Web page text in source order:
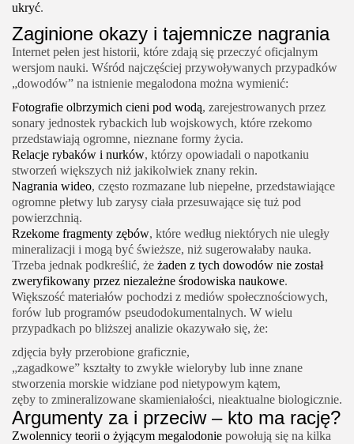
ukryć.
Zaginione okazy i tajemnicze nagrania
Internet pełen jest historii, które zdają się przeczyć oficjalnym
wersjom nauki. Wśród najczęściej przywoływanych przypadków
„dowodów” na istnienie megalodona można wymienić:
Fotografie olbrzymich cieni pod wodą, zarejestrowanych przez
sonary jednostek rybackich lub wojskowych, które rzekomo
przedstawiają ogromne, nieznane formy życia.
Relacje rybaków i nurków, którzy opowiadali o napotkaniu
stworzeń większych niż jakikolwiek znany rekin.
Nagrania wideo, często rozmazane lub niepełne, przedstawiające
ogromne płetwy lub zarysy ciała przesuwające się tuż pod
powierzchnią.
Rzekome fragmenty zębów, które według niektórych nie uległy
mineralizacji i mogą być świeższe, niż sugerowałaby nauka.
Trzeba jednak podkreślić, że żaden z tych dowodów nie został
zweryfikowany przez niezależne środowiska naukowe.
Większość materiałów pochodzi z mediów społecznościowych,
forów lub programów pseudodokumentalnych. W wielu
przypadkach po bliższej analizie okazywało się, że:
zdjęcia były przerobione graficznie,
„zagadkowe” kształty to zwykłe wieloryby lub inne znane
stworzenia morskie widziane pod nietypowym kątem,
zęby to zmineralizowane skamieniałości, nieaktualne biologicznie.
Argumenty za i przeciw – kto ma rację?
Zwolennicy teorii o żyjącym megalodonie powołują się na kilka